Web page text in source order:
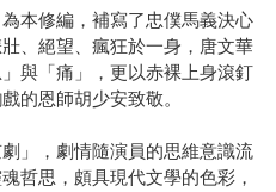
本修編，補寫了忠僕馬義決心
、絕望、瘋狂於一身，唐文華
與「痛」，更以赤裸上身滾釘
的恩師胡少安致敬。
」，劇情隨演員的思維意識流
哲思，頗具現代文學的色彩，